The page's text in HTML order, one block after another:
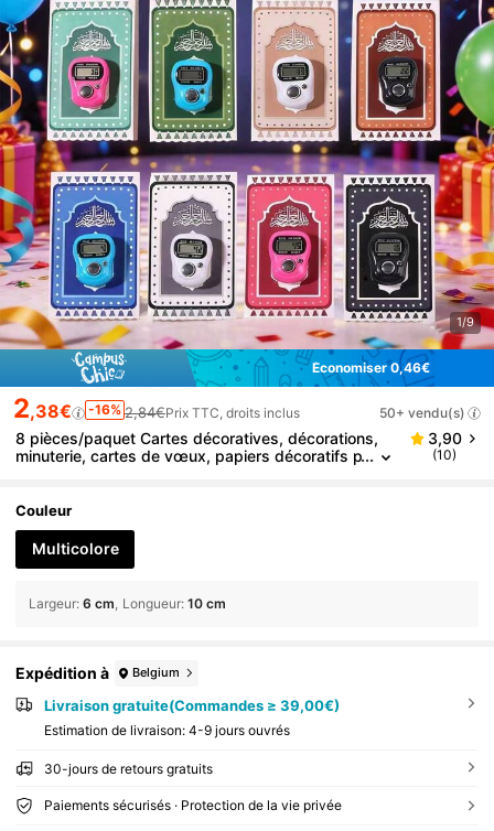
1/9
Économiser 0,46€
2,38€ -16% 2,84€Prix TTC, droits inclus 50+ vendu(s)
8 pièces/paquet Cartes décoratives, décorations,
minuterie, cartes de vœux, papiers décoratifs p
3,90
(10)
Couleur
Multicolore
Largeur: 6 cm Longueur: 10 cm
Expédition à Belgium
Livraison gratuite(Commandes ≥ 39,00€)
Estimation de livraison: 4-9 jours ouvrés
30-jours de retours gratuits
Paiements sécurisés · Protection de la vie privée